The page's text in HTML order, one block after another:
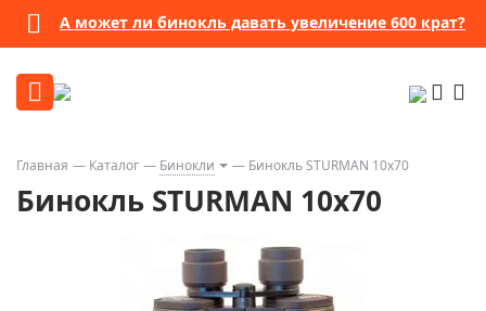
А может ли бинокль давать увеличение 600 крат?
Главная Каталог Бинокли Бинокль STURMAN 10x70
Бинокль STURMAN 10x70